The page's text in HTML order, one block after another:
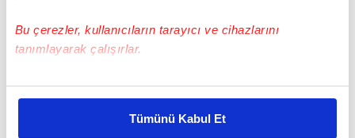
Bu çerezler, kullanıcıların tarayıcı ve cihazlarını
tanımlayarak çalışırlar.
Bu çerezlere izin vermeniz halinde sizlere özel
daha iyi reklam deneyimi yaşatabiliriz. Bunu yaparken
Tümünü Kabul Et
EN ÇOK OKUNANLAR